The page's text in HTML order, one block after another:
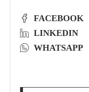
FACEBOOK
LINKEDIN
WHATSAPP